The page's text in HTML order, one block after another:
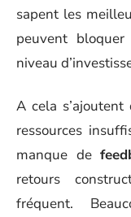
sapent les
peuvent
niveau
A cela
ressources
manque de
retours
fréquent.